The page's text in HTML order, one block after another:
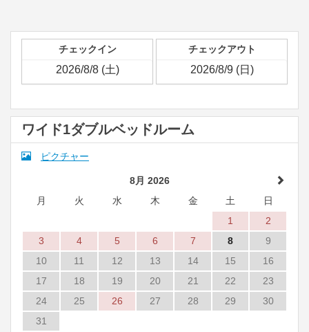
チェックイン チェックアウト
ワイド1ダブルベッドルーム
ピクチャー
8月 2026
月
火 水 木 金 土
日
1
2
3
4 5 6 7 8
9
10
11 12 13 14 15
16
17
18 19 20 21 22
23
24
25 26 27 28 29
30
31